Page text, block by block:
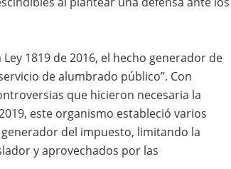
1819 de 2016, el hecho generador de
de alumbrado público”. Con
que hicieron necesaria la
este organismo estableció varios
del impuesto, limitando la
y aprovechados por las